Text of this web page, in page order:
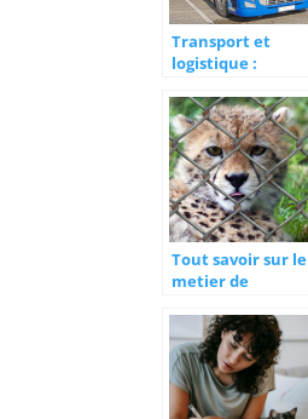
Transport et
logistique :
attendre.
Tout savoir sur le
metier de
animalier